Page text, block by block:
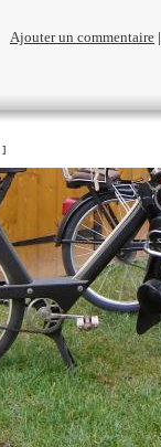
Ajouter un commentaire |
]